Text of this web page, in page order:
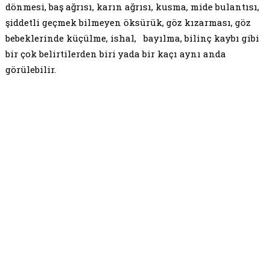
dönmesi, baş ağrısı, karın ağrısı, kusma, mide bulantısı,
şiddetli geçmek bilmeyen öksürük, göz kızarması, göz
bebeklerinde küçülme, ishal, bayılma, bilinç kaybı gibi
bir çok belirtilerden biri yada bir kaçı aynı anda
görülebilir.